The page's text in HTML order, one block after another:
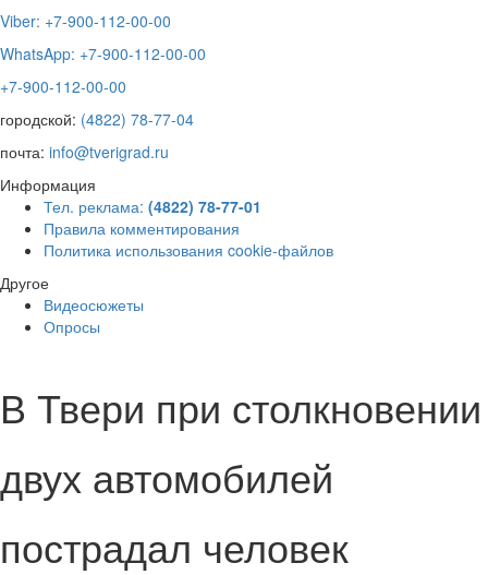
Viber: +7-900-112-00-00
WhatsApp: +7-900-112-00-00
+7-900-112-00-00
городской: (4822) 78-77-04
почта: info@tverigrad.ru
Информация
Тел. реклама: (4822) 78-77-01
Правила комментирования
Политика использования cookie-файлов
Другое
Видеосюжеты
Опросы
В Твери при столкновении
двух автомобилей
пострадал человек